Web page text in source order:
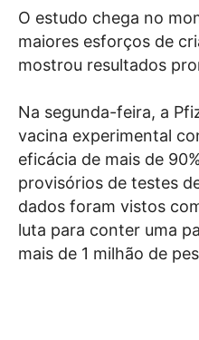
O estudo chega no
maiores esforços de
mostrou resultados
Na segunda-feira, a
vacina experimental
eficácia de mais de
provisórios de testes
dados foram vistos
luta para conter uma
mais de 1 milhão de